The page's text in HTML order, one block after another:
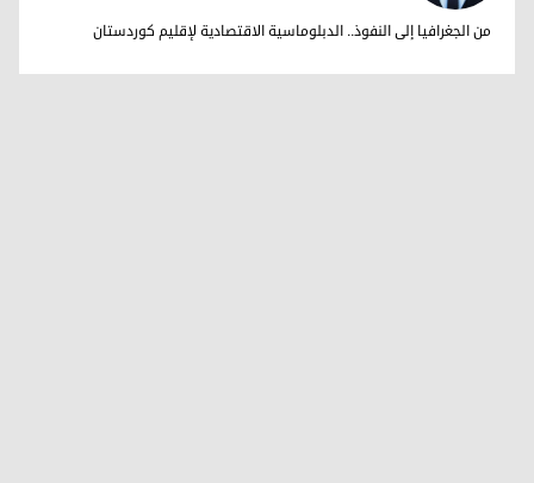
هيفيدار شعبان
من الجغرافيا إلى النفوذ.. الدبلوماسية الاقتصادية لإقليم كوردستان